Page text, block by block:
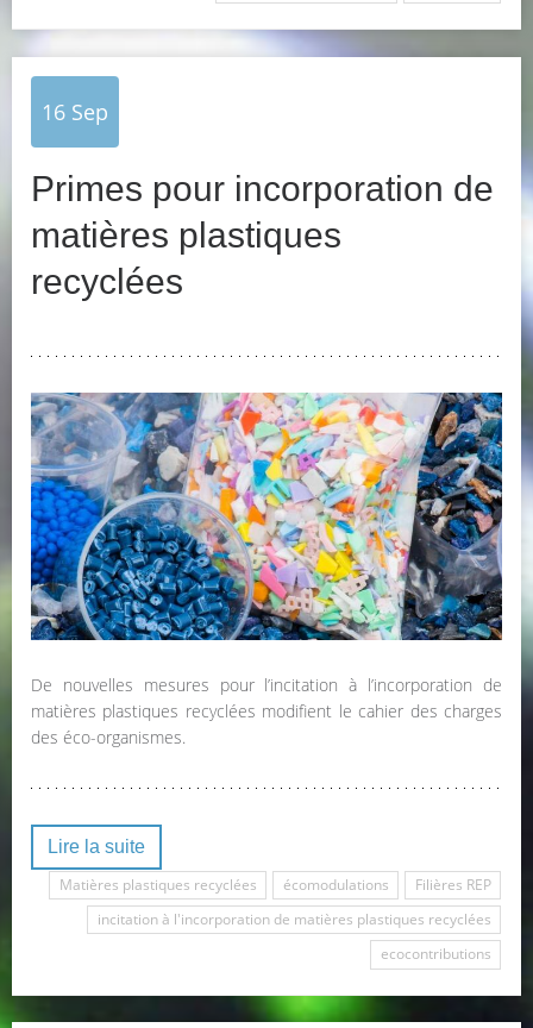
16 Sep
Primes pour incorporation de
matières plastiques
recyclées
De nouvelles mesures pour l’incitation à l’incorporation de
matières plastiques recyclées modifient le cahier des charges
des éco-organismes.
Lire la suite
Matières plastiques recyclées
écomodulations
Filières REP
incitation à l'incorporation de matières plastiques recyclées
ecocontributions